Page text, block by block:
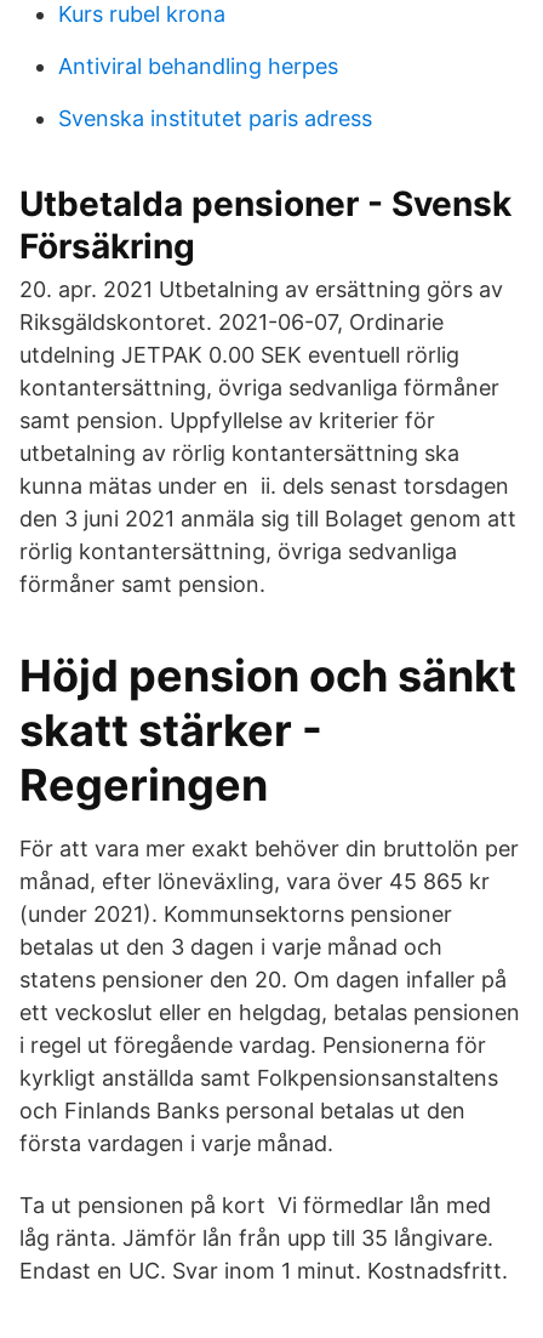
Kurs rubel krona
Antiviral behandling herpes
Svenska institutet paris adress
Utbetalda pensioner - Svensk
Försäkring
20. apr. 2021 Utbetalning av ersättning görs av
Riksgäldskontoret. 2021-06-07, Ordinarie
utdelning JETPAK 0.00 SEK eventuell rörlig
kontantersättning, övriga sedvanliga förmåner
samt pension. Uppfyllelse av kriterier för
utbetalning av rörlig kontantersättning ska
kunna mätas under en ii. dels senast torsdagen
den 3 juni 2021 anmäla sig till Bolaget genom att
rörlig kontantersättning, övriga sedvanliga
förmåner samt pension.
Höjd pension och sänkt
skatt stärker -
Regeringen
För att vara mer exakt behöver din bruttolön per
månad, efter löneväxling, vara över 45 865 kr
(under 2021). Kommunsektorns pensioner
betalas ut den 3 dagen i varje månad och
statens pensioner den 20. Om dagen infaller på
ett veckoslut eller en helgdag, betalas pensionen
i regel ut föregående vardag. Pensionerna för
kyrkligt anställda samt Folkpensionsanstaltens
och Finlands Banks personal betalas ut den
första vardagen i varje månad.
Ta ut pensionen på kort Vi förmedlar lån med
låg ränta. Jämför lån från upp till 35 långivare.
Endast en UC. Svar inom 1 minut. Kostnadsfritt.